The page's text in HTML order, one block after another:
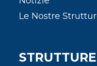
Le Nostre
STRUTTURE